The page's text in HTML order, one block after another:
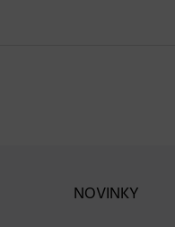
NOVINKY